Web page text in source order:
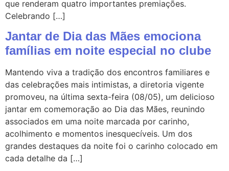
que renderam quatro importantes premiações.
Celebrando […]
Jantar de Dia das Mães emociona
famílias em noite especial no clube
Mantendo viva a tradição dos encontros familiares e
das celebrações mais intimistas, a diretoria vigente
promoveu, na última sexta-feira (08/05), um delicioso
jantar em comemoração ao Dia das Mães, reunindo
associados em uma noite marcada por carinho,
acolhimento e momentos inesquecíveis. Um dos
grandes destaques da noite foi o carinho colocado em
cada detalhe da […]